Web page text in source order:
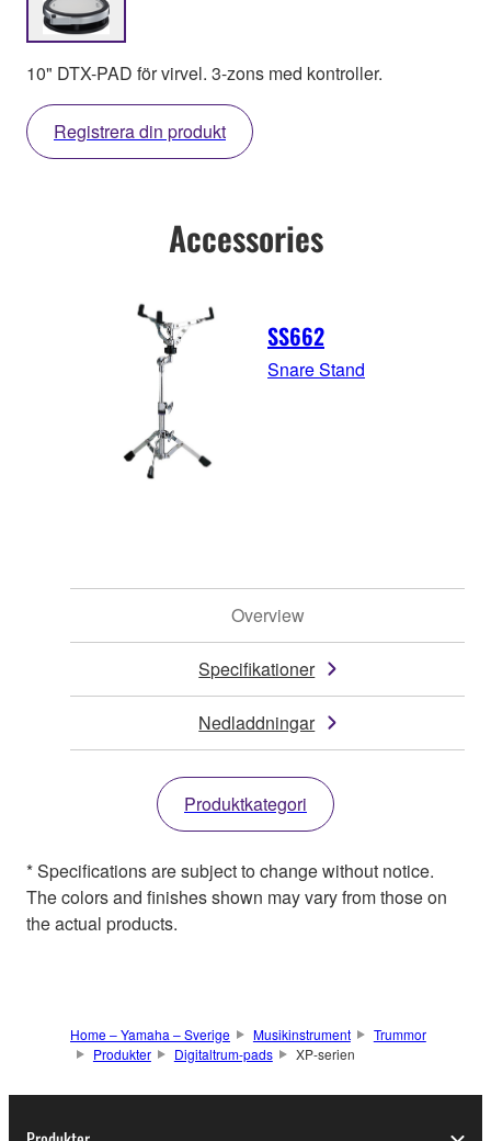
10" DTX-PAD för virvel. 3-zons med kontroller.
Registrera din produkt
Accessories
SS662
Snare Stand
Overview
Specifikationer
Nedladdningar
Produktkategori
* Specifications are subject to change without notice.
The colors and finishes shown may vary from those on
the actual products.
Home – Yamaha – Sverige Musikinstrument
Trummor
Produkter
Digitaltrum-pads XP-serien